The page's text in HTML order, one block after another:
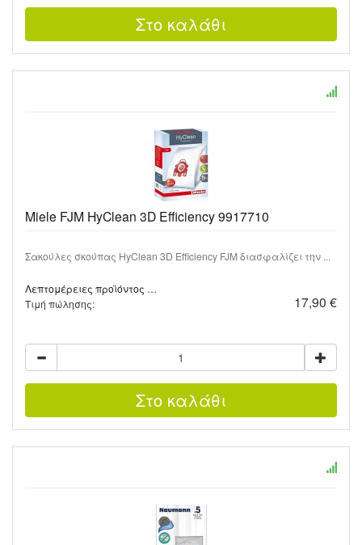
Miele FJM HyClean 3D Efficiency 9917710
Σακούλες σκούπας HyClean 3D Efficiency FJM διασφαλίζει την ...
Λεπτομέρειες προϊόντος …
Τιμή πώλησης:
17,90 €